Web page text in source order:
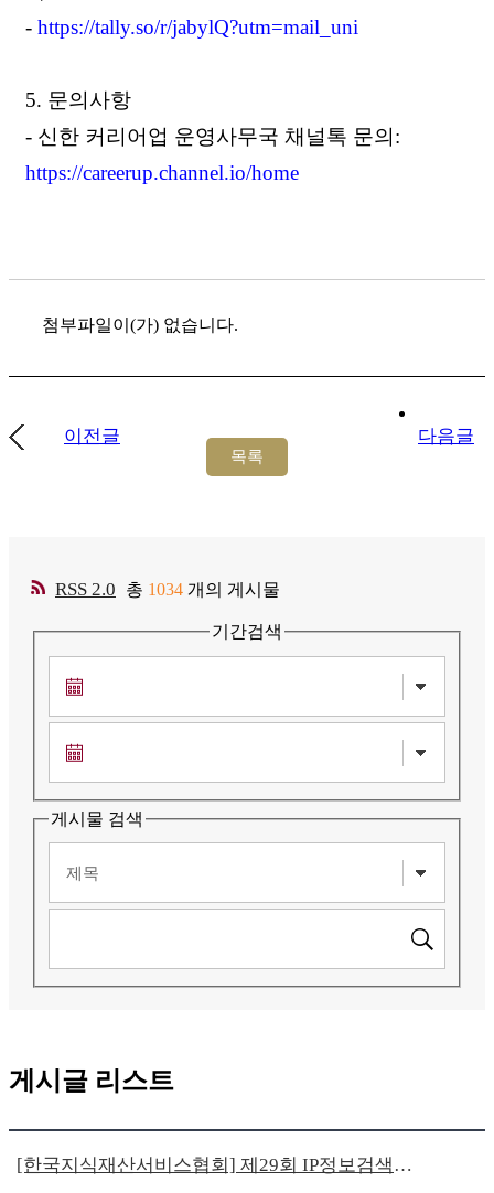
- https://tally.so/r/jabylQ?utm=mail_uni
5. 문의사항
- 신한 커리어업 운영사무국 채널톡 문의:
https://careerup.channel.io/home
첨부파일이(가) 없습니다.
이전글 다음글
RSS 2.0 총 1034 개의 게시물
기간검색
게시물 검색
게시글 리스트
[한국지식재산서비스협회] 제29회 IP정보검색사 전문가 시행 (~8/13)